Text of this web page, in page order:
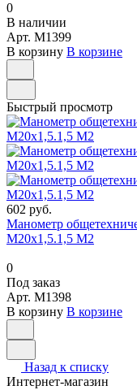
0
В наличии
Арт. M1399
В корзину В корзине
Быстрый просмотр
602 руб.
Манометр
М20х1,5.1,5 М2
0
Под заказ
Арт. M1398
В корзину В корзине
Назад к списку
Интернет-магазин